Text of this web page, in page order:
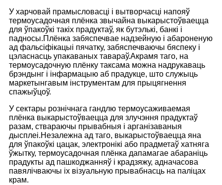
У харчовай прамысловасці і вытворчасці напояў
термоусадочная плёнка звычайна выкарыстоўваецца
для ўпакоўкі такіх прадуктаў, як бутэлькі, банкі і
падносы.Плёнка забяспечвае надзейную і абароненую
ад фальсіфікацыі пячатку, забяспечваючы бяспеку і
цэласнасць упакаваных тавараў.Акрамя таго, на
термоусадочную плёнку таксама можна надрукаваць
брэндынг і інфармацыю аб прадукце, што служыць
маркетынгавым інструментам для прыцягнення
спажыўцоў.
У сектары рознічнага гандлю термоусаживаемая
плёнка выкарыстоўваецца для злучэння прадуктаў
разам, ствараючы прывабныя і арганізаваныя
дысплеі.Незалежна ад таго, выкарыстоўваецца яна
для ўпакоўкі цацак, электронікі або прадметаў хатняга
ўжытку, термоусадочная плёнка дапамагае абараніць
прадукты ад пашкоджанняў і крадзяжу, адначасова
павялічваючы іх візуальную прывабнасць на паліцах
крам.